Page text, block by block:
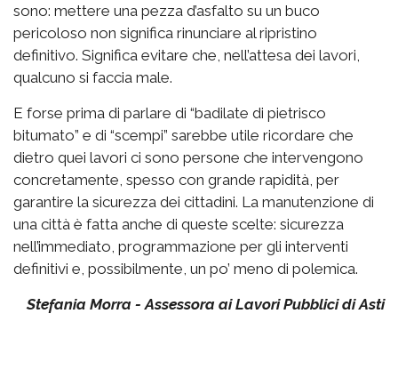
sono: mettere una pezza d’asfalto su un buco
pericoloso non significa rinunciare al ripristino
definitivo. Significa evitare che, nell’attesa dei lavori,
qualcuno si faccia male.
E forse prima di parlare di “badilate di pietrisco
bitumato” e di “scempi” sarebbe utile ricordare che
dietro quei lavori ci sono persone che intervengono
concretamente, spesso con grande rapidità, per
garantire la sicurezza dei cittadini. La manutenzione di
una città è fatta anche di queste scelte: sicurezza
nell’immediato, programmazione per gli interventi
definitivi e, possibilmente, un po’ meno di polemica.
Stefania Morra - Assessora ai Lavori Pubblici di Asti